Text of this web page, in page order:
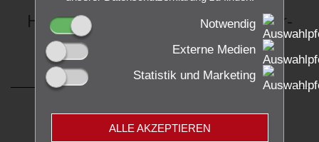
Herzlich willkommen beim JB User-
Network
Du bist derzeit nicht angemeldet!
Notwendig
Externe Medien
Statistik und Marketing
ALLE AKZEPTIEREN